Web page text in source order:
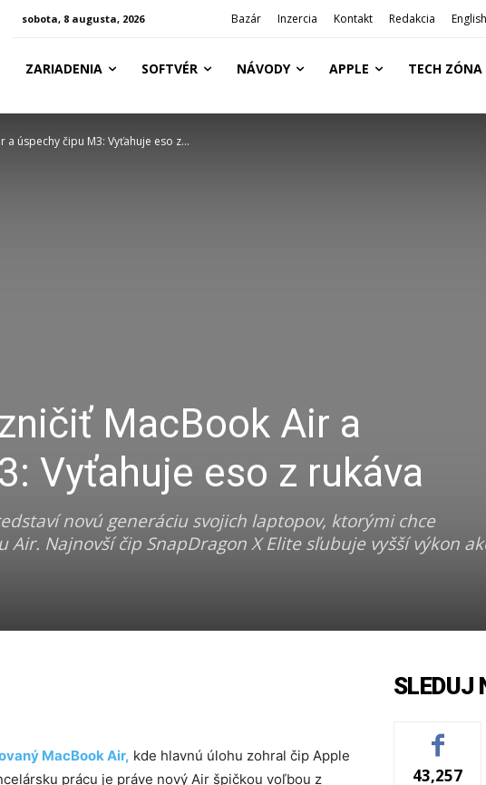
sobota, 8 augusta, 2026 Bazár Inzercia Kontakt Redakcia English
ZARIADENIA SOFTVÉR NÁVODY APPLE TECH ZÓNA
úspechy čipu M3: Vyťahuje eso z...
MacBook Air a
Vyťahuje eso z rukáva
novú generáciu svojich laptopov, ktorými chce
Najnovší čip SnapDragon X Elite sľubuje vyšší výkon
MacBook Air, kde hlavnú úlohu zohral čip Apple
prácu je práve nový Air špičkou voľbou z
SLEDUJ
43,257